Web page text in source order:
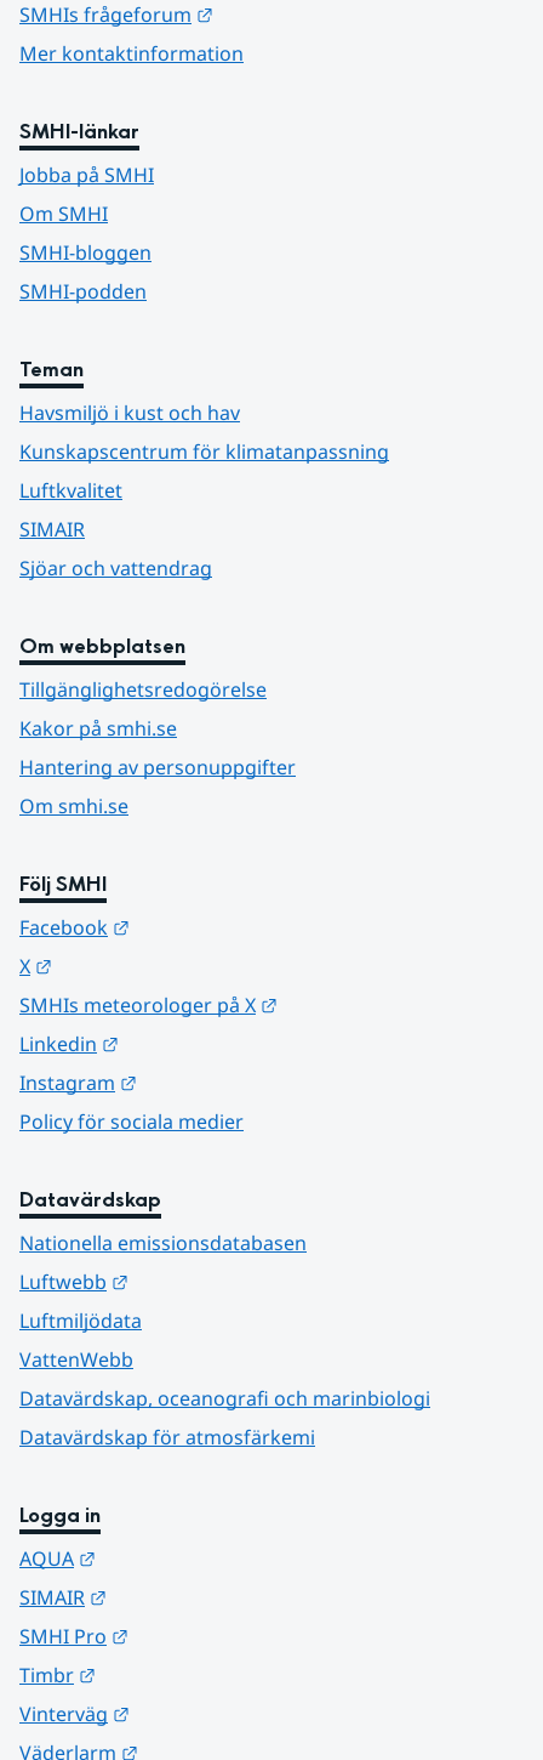
SMHIs frågeforum
Mer kontaktinformation
SMHI-länkar
Jobba på SMHI
Om SMHI
SMHI-bloggen
SMHI-podden
Teman
Havsmiljö i kust och hav
Kunskapscentrum för klimatanpassning
Luftkvalitet
SIMAIR
Sjöar och vattendrag
Om webbplatsen
Tillgänglighetsredogörelse
Kakor på smhi.se
Hantering av personuppgifter
Om smhi.se
Följ SMHI
Facebook
X
SMHIs meteorologer på X
Linkedin
Instagram
Policy för sociala medier
Datavärdskap
Nationella emissionsdatabasen
Luftwebb
Luftmiljödata
VattenWebb
Datavärdskap, oceanografi och marinbiologi
Datavärdskap för atmosfärkemi
Logga in
AQUA
SIMAIR
SMHI Pro
Timbr
Vinterväg
Väderlarm